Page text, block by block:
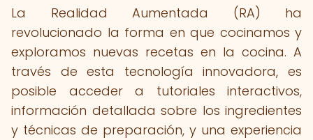
La Realidad Aumentada (RA) ha
revolucionado la forma en que cocinamos y
exploramos nuevas recetas en la cocina. A
través de esta tecnología innovadora, es
posible acceder a tutoriales interactivos,
información detallada sobre los ingredientes
y técnicas de preparación, y una experiencia